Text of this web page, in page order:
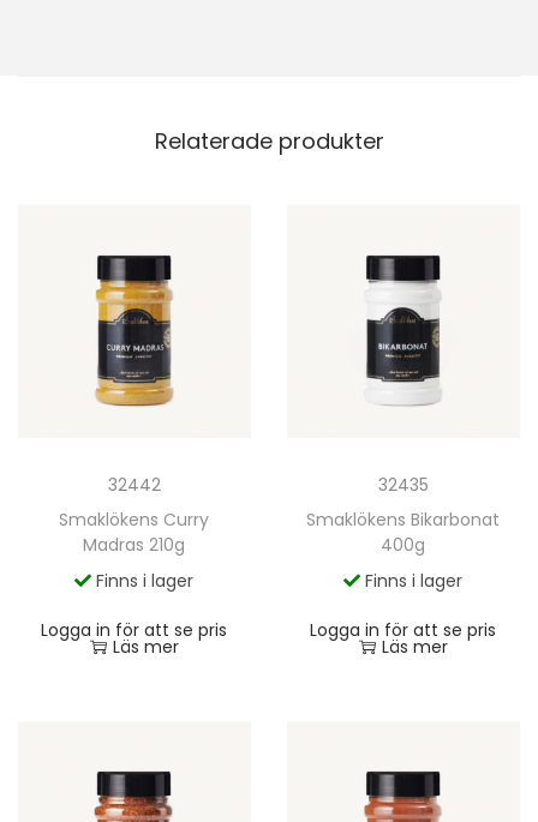
Relaterade produkter
32442
Smaklökens Curry
Madras 210g
Finns i lager
Logga in för att se pris
Läs mer
32435
Smaklökens Bikarbonat
400g
Finns i lager
Logga in för att se pris
Läs mer